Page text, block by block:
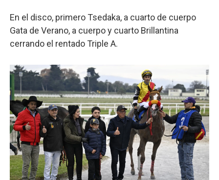
En el disco, primero Tsedaka, a cuarto de cuerpo
Gata de Verano, a cuerpo y cuarto Brillantina
cerrando el rentado Triple A.